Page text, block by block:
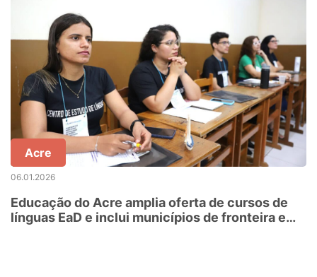
Acre
06.01.2026
Educação do Acre amplia oferta de cursos de
línguas EaD e inclui municípios de fronteira em